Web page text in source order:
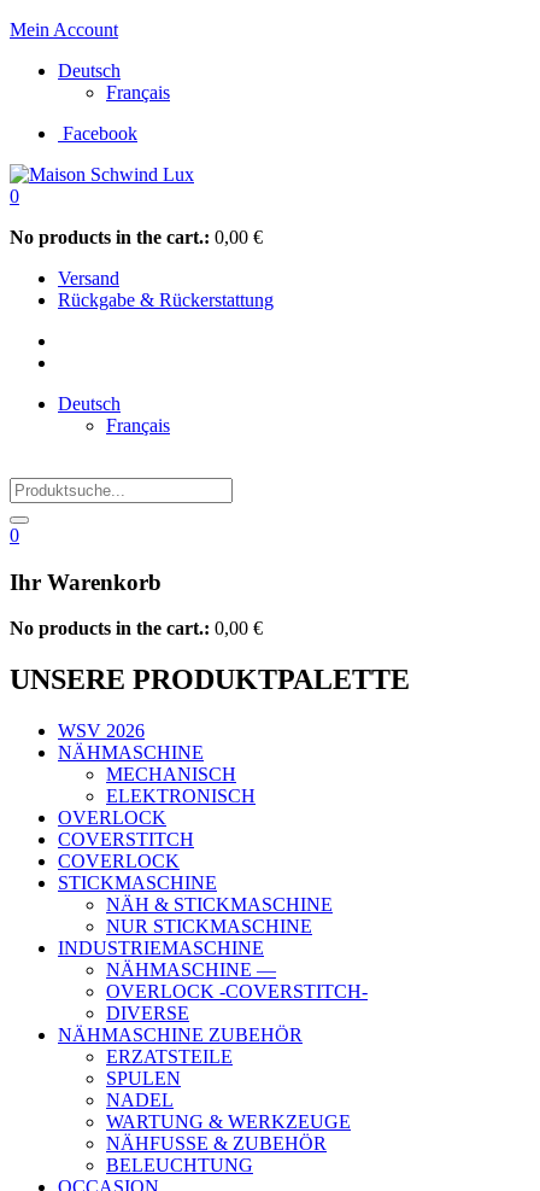
Mein Account
Deutsch
Français
Facebook
0
No products in the cart.: 0,00 €
Versand
Rückgabe & Rückerstattung
Deutsch
Français
0
Ihr Warenkorb
No products in the cart.: 0,00 €
UNSERE PRODUKTPALETTE
WSV 2026
NÄHMASCHINE
MECHANISCH
ELEKTRONISCH
OVERLOCK
COVERSTITCH
COVERLOCK
STICKMASCHINE
NÄH & STICKMASCHINE
NUR STICKMASCHINE
INDUSTRIEMASCHINE
NÄHMASCHINE —
OVERLOCK -COVERSTITCH-
DIVERSE
NÄHMASCHINE ZUBEHÖR
ERZATSTEILE
SPULEN
NADEL
WARTUNG & WERKZEUGE
NÄHFUSSE & ZUBEHÖR
BELEUCHTUNG